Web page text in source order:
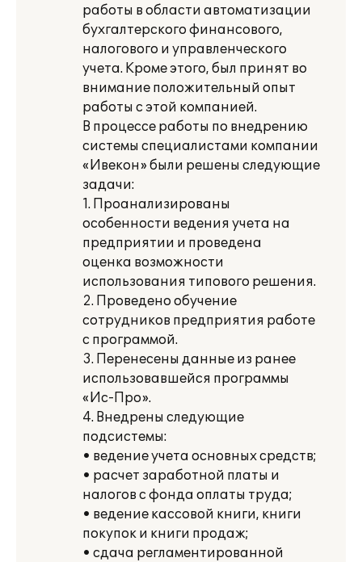
работы в области автоматизации
бухгалтерского финансового,
налогового и управленческого
учета. Кроме этого, был принят во
внимание положительный опыт
работы с этой компанией.
В процессе работы по внедрению
системы специалистами компании
«Ивекон» были решены следующие
задачи:
1. Проанализированы
особенности ведения учета на
предприятии и проведена
оценка возможности
использования типового решения.
2. Проведено обучение
сотрудников предприятия работе
с программой.
3. Перенесены данные из ранее
использовавшейся программы
«Ис-Про».
4. Внедрены следующие
подсистемы:
• ведение учета основных средств;
• расчет заработной платы и
налогов с фонда оплаты труда;
• ведение кассовой книги, книги
покупок и книги продаж;
• сдача регламентированной